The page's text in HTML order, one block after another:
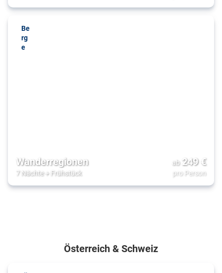
Be
rg
e
Wanderregionen
7 Nächte+ Frühstück
ab 249€
pro Person
Österreich & Schweiz